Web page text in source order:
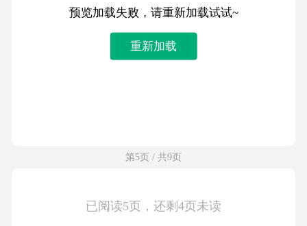
预览加载失败，请重新加载试试~
重新加载
第5页 / 共9页
已阅读5页，还剩4页未读